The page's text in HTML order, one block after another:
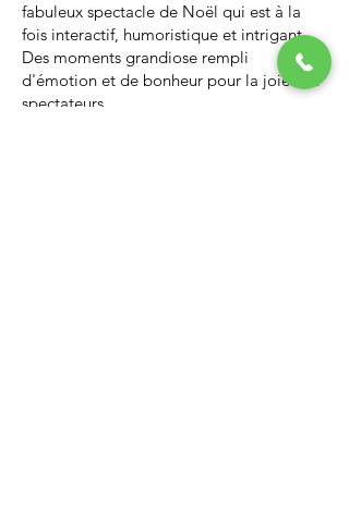
fabuleux spectacle de Noël qui est à la
fois interactif, humoristique et intrigant.
Des moments grandiose rempli
d'émotion et de bonheur pour la joie des
spectateurs.